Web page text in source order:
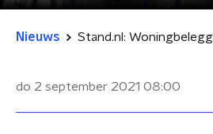
Nieuws
do 2 september 2021 08:00